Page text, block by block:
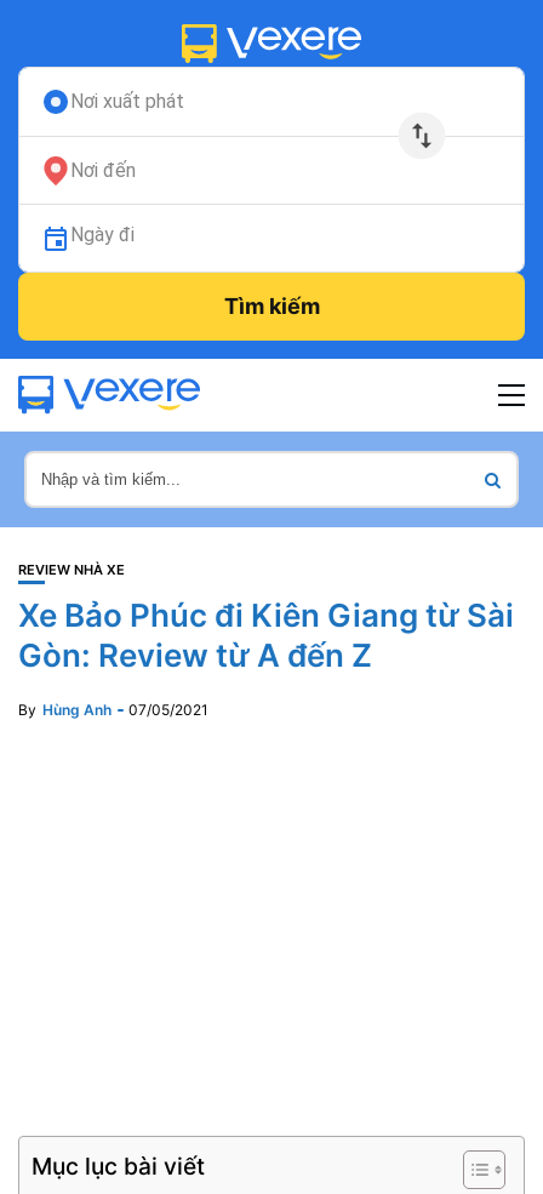
Nơi xuất phát
Nơi đến
Ngày đi
Tìm kiếm
REVIEW NHÀ XE
Xe Bảo Phúc đi Kiên Giang từ Sài
Gòn: Review từ A đến Z
By Hùng Anh 07/05/2021
Mục lục bài viết